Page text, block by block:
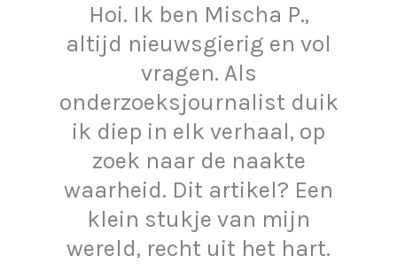
Hoi. Ik ben Mischa P.,
altijd nieuwsgierig en vol
vragen. Als
onderzoeksjournalist duik
ik diep in elk verhaal, op
zoek naar de naakte
waarheid. Dit artikel? Een
klein stukje van mijn
wereld, recht uit het hart.